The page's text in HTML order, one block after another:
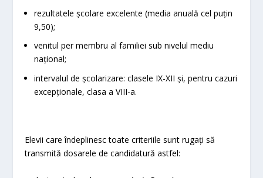
rezultatele școlare excelente (media anuală cel puțin
9,50);
venitul per membru al familiei sub nivelul mediu
național;
intervalul de școlarizare: clasele IX-XII și, pentru cazuri
excepționale, clasa a VIII-a.
Elevii care îndeplinesc toate criteriile sunt rugați să
transmită dosarele de candidatură astfel: